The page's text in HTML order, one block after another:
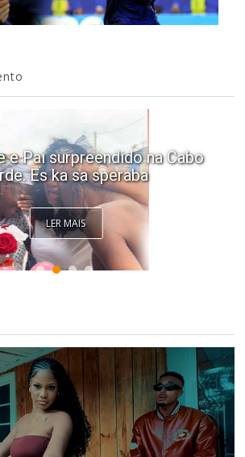
e Pai surpreendido na Cabo
Es ka sa speraba
LER MAIS